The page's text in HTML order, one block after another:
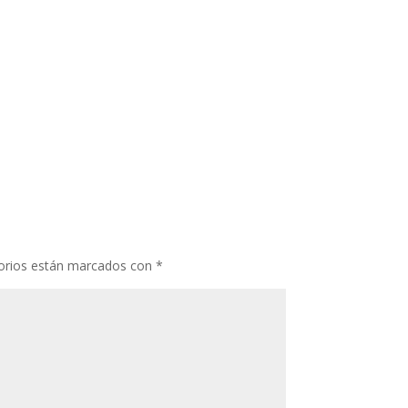
están marcados con *